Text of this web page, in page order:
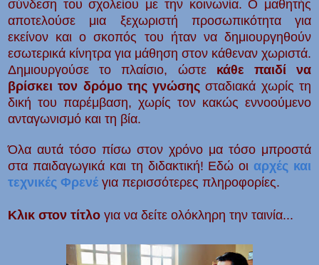
σύνδεση του σχολείου με την κοινωνία. Ο μαθητής
αποτελούσε μια ξεχωριστή προσωπικότητα για
εκείνον και ο σκοπός του ήταν να δημιουργηθούν
εσωτερικά κίνητρα για μάθηση στον κάθεναν χωριστά.
Δημιουργούσε το πλαίσιο, ώστε κάθε παιδί να
βρίσκει τον δρόμο της γνώσης σταδιακά χωρίς τη
δική του παρέμβαση, χωρίς τον κακώς εννοούμενο
ανταγωνισμό και τη βία.
Όλα αυτά τόσο πίσω στον χρόνο μα τόσο μπροστά
στα παιδαγωγικά και τη διδακτική! Εδώ οι αρχές και
τεχνικές Φρενέ για περισσότερες πληροφορίες.
Κλικ στον τίτλο για να δείτε ολόκληρη την ταινία...